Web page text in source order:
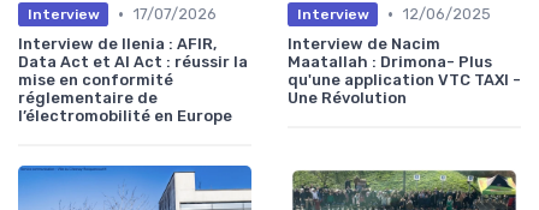
Interview • 17/07/2026
Interview de Ilenia : AFIR,
Data Act et AI Act : réussir la
mise en conformité
réglementaire de
l’électromobilité en Europe
Interview • 12/06/2025
Interview de Nacim
Maatallah : Drimona- Plus
qu'une application VTC TAXI -
Une Révolution